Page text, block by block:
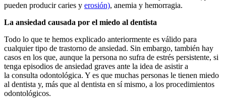
pueden producir caries y erosión), anemia y hemorragia.
La ansiedad causada por el miedo al dentista
Todo lo que te hemos explicado anteriormente es válido para
cualquier tipo de trastorno de ansiedad. Sin embargo, también hay
casos en los que, aunque la persona no sufra de estrés persistente, si
tenga episodios de ansiedad graves ante la idea de asistir a
la consulta odontológica. Y es que muchas personas le tienen miedo
al dentista y, más que al dentista en sí mismo, a los procedimientos
odontológicos.